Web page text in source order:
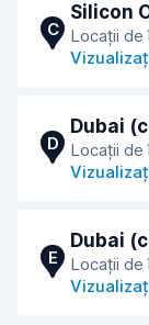
C
Silicon
Locații de
D
Dubai
Locații de
E
Dubai
Locații de